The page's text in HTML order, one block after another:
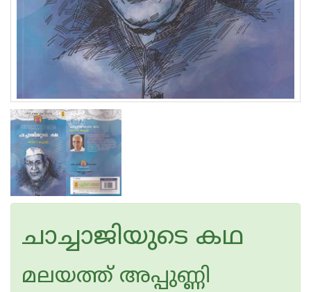
ചാച്ചാജിയുടെ കഥ
മലയത്ത് അപ്പുണ്ണി